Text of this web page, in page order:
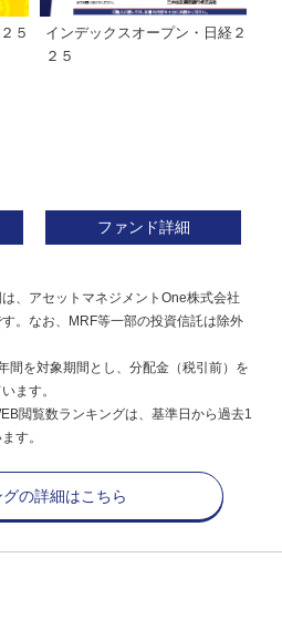
５
インデックスオープン・日経２
２５
ファンド詳細
、アセットマネジメントOne株式会社
。なお、MRF等一部の投資信託は除外
を対象期間とし、分配金（税引前）を
ます。
閲覧数ランキングは、基準日から過去1
す。
の詳細はこちら